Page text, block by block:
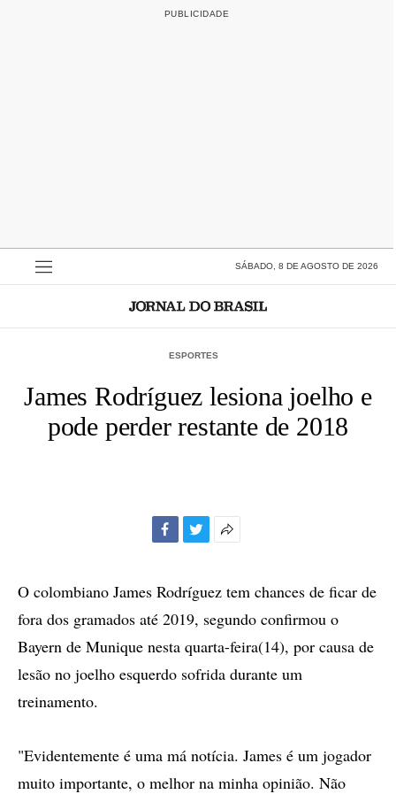
SÁBADO, 8 DE AGOSTO DE 2026
ESPORTES
James Rodríguez lesiona joelho e
pode perder restante de 2018
compartilhamento
O colombiano James Rodríguez tem chances de ficar de
fora dos gramados até 2019, segundo confirmou o
Bayern de Munique nesta quarta-feira(14), por causa de
lesão no joelho esquerdo sofrida durante um
treinamento.
"Evidentemente é uma má notícia. James é um jogador
muito importante, o melhor na minha opinião. Não